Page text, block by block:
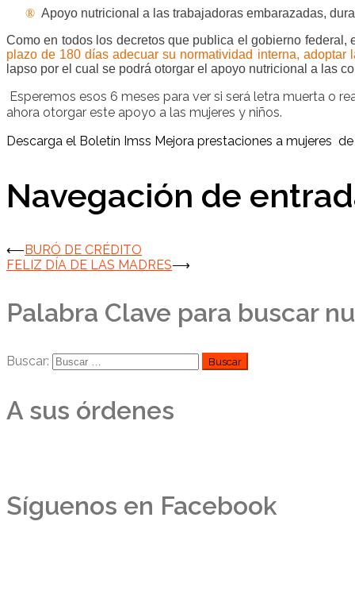
® Apoyo nutricional a las trabajadoras embarazadas,
Como en todos los decretos que publica el gobierno
plazo de 180 días adecuar su normatividad interna, adoptar
lapso por el cual se podrá otorgar el apoyo nutricional a las
Esperemos esos 6 meses para ver si será letra muerta o
ahora otorgar este apoyo a las mujeres y niños.
Descarga el Boletín Imss Mejora prestaciones a mujeres
Navegación de
⟵ BURÓ DE CRÉDITO
FELIZ DÍA DE LAS MADRES⟶
Palabra Clave para buscar
Buscar:
A sus órdenes
Síguenos en Facebook